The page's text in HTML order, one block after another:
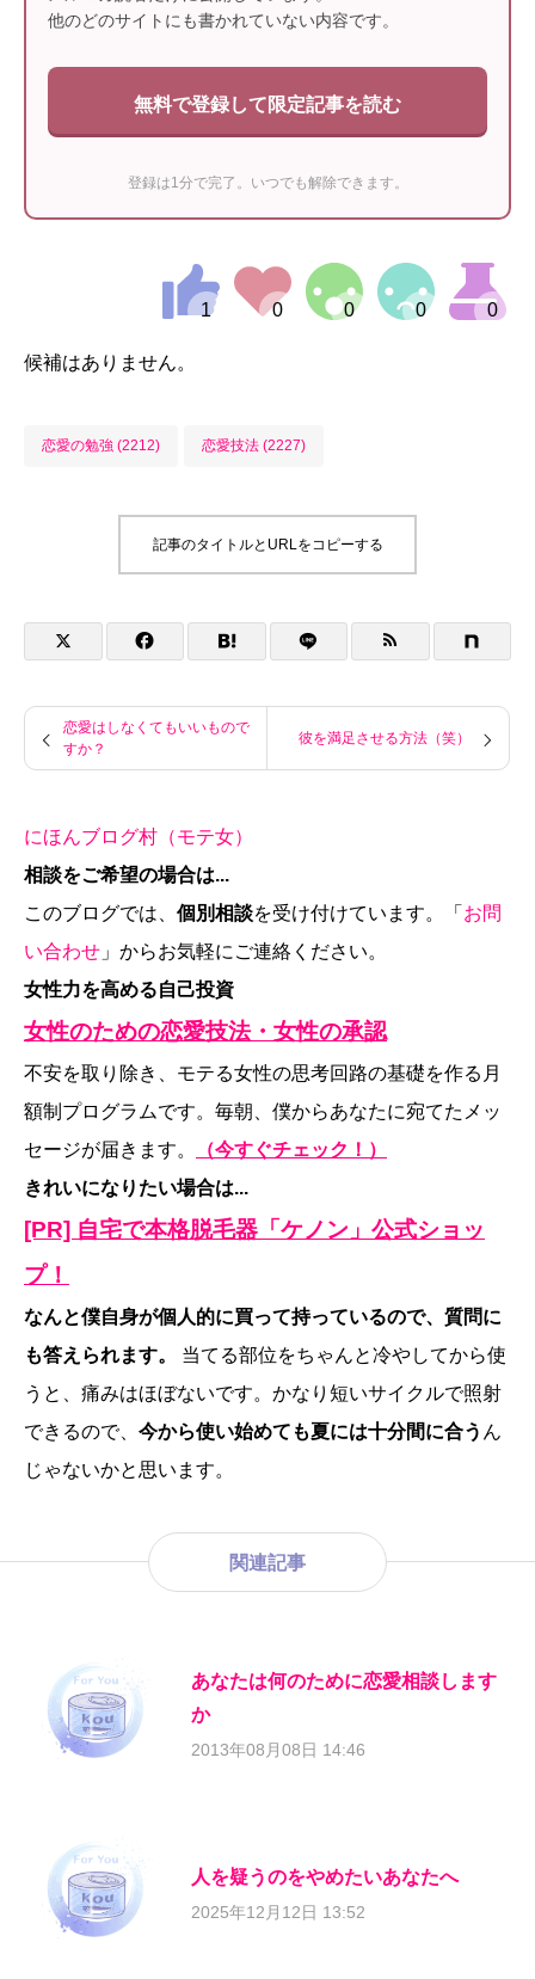
他のどのサイトにも書かれていない内容です。
無料で登録して限定記事を読む
登録は1分で完了。いつでも解除できます。
候補はありません。
恋愛の勉強 (2212) 恋愛技法 (2227)
記事のタイトルとURLをコピーする
恋愛はしなくてもいいもので
すか？
彼を満足させる方法（笑）
にほんブログ村（モテ女）
相談をご希望の場合は...
このブログでは、 個別相談を受け付けています。「 お問
い合わせ 」からお気軽にご連絡ください。
女性力を高める自己投資
女性のための恋愛技法・女性の承認
不安を取り除き、モテる女性の思考回路の基礎を作る月
額制プログラムです。毎朝、僕からあなたに宛てたメッ
セージが届きます。
（今すぐチェック！）
きれいになりたい場合は...
[PR] 自宅で本格脱毛器「ケノン」公式ショッ
プ！
なんと僕自身が個人的に買って持っているので、質問に
も答えられます。
当てる部位をちゃんと冷やしてから使
うと、痛みはほぼないです。かなり短いサイクルで照射
できるので、 今から使い始めても夏には十分間に合う ん
じゃないかと思います。
関連記事
あなたは何のために恋愛相談します
か
2013年08月08日 14:46
人を疑うのをやめたいあなたへ
2025年12月12日 13:52